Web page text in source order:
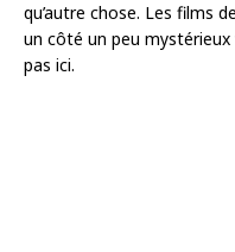
qu’autre chose. Les films
un côté un peu mystérieux
pas ici.